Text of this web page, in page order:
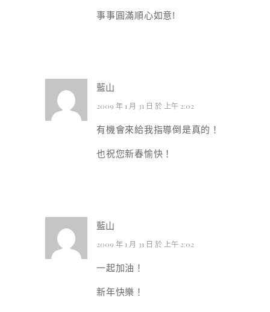
事事圓滿順心如意!
藍山
2009 年 1 月 31 日 於 上午 2:02
有機會來給我指導倒是真的！
也祝您新春愉快！
藍山
2009 年 1 月 31 日 於 上午 2:02
一起加油！
新年快樂！